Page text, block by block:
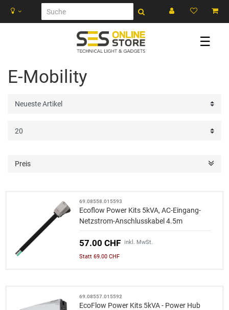
☰
E-Mobility
Preis
69.08558.015593
Ecoflow Power Kits 5kVA, AC-Eingang-
Netzstrom-Anschlusskabel 4.5m
57.00 CHF inkl. MwSt.
Statt 69.00 CHF
69.08557.015592
EcoFlow Power Kits 5kVA - Power Hub